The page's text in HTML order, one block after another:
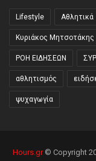
Lifestyle Αθλητικά
Κυριάκος Μητσοτάκης
ΡΟΗ ΕΙΔΗΣΕΩΝ
αθλητισμός
ψυχαγωγία
Hours.gr© Copyright